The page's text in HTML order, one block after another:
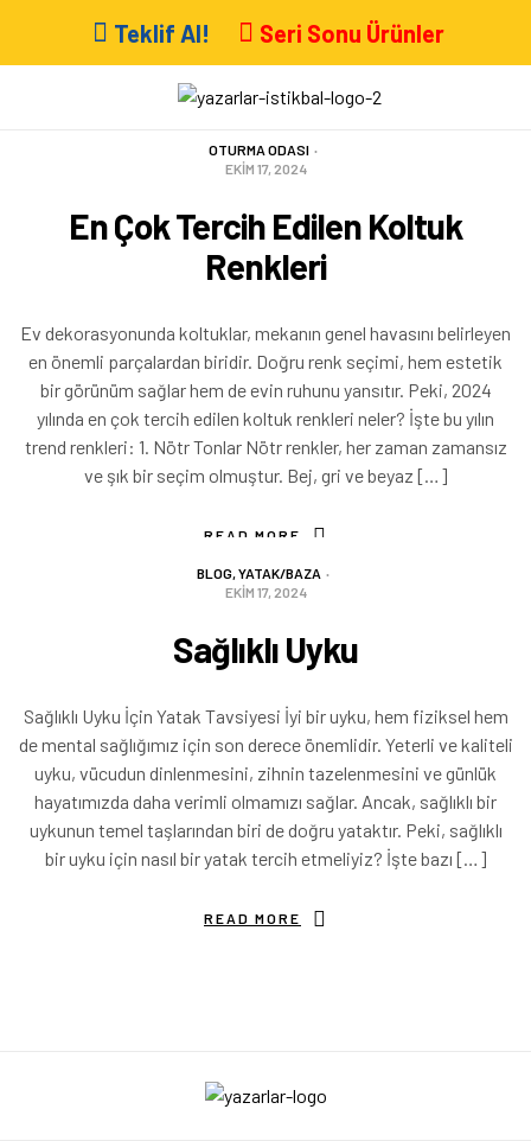
Teklif Al! Seri Sonu Ürünler
OTURMA ODASI
EKIM 17, 2024
En Çok Tercih Edilen Koltuk
Renkleri
Ev dekorasyonunda koltuklar, mekanın genel havasını belirleyen
en önemli parçalardan biridir. Doğru renk seçimi, hem estetik
bir görünüm sağlar hem de evin ruhunu yansıtır. Peki, 2024
yılında en çok tercih edilen koltuk renkleri neler? İşte bu yılın
trend renkleri: 1. Nötr Tonlar Nötr renkler, her zaman zamansız
ve şık bir seçim olmuştur. Bej, gri ve beyaz […]
READ MORE
BLOG,YATAK/BAZA
EKIM 17, 2024
Sağlıklı Uyku
Sağlıklı Uyku İçin Yatak Tavsiyesi İyi bir uyku, hem fiziksel hem
de mental sağlığımız için son derece önemlidir. Yeterli ve kaliteli
uyku, vücudun dinlenmesini, zihnin tazelenmesini ve günlük
hayatımızda daha verimli olmamızı sağlar. Ancak, sağlıklı bir
uykunun temel taşlarından biri de doğru yataktır. Peki, sağlıklı
bir uyku için nasıl bir yatak tercih etmeliyiz? İşte bazı […]
READ MORE